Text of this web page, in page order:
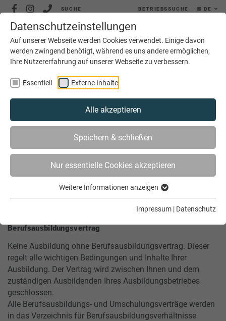
Datenschutzeinstellungen
Auf unserer Webseite werden Cookies verwendet. Einige davon
werden zwingend benötigt, während es uns andere ermöglichen,
Ihre Nutzererfahrung auf unserer Webseite zu verbessern.
Essentiell Externe Inhalte
Alle akzeptieren
Speichern & schließen
Nur essentielle Cookies akzeptieren
Weitere Informationen anzeigen
Impressum | Datenschutz
SUCHE BETRIEBSSUCHE DE
MENÜ
BILDUNG
AUSBILDUNG
ANTRÄGE, VERTRÄGE, NACHWEISE
Anträge, Verträge, Nachweise
Berufsausbildungsvertrag
Keine Ausbildung ohne Berufsausbildungsvertrag. Dieser
regelt alle wichtigen Bedingungen und Inhalte Ihrer
Ausbildung. Der Vertrag wird zwischen Ihnen und dem
zuständigen Ausbildenden Ihres Ausbildungsbetriebes
geschlossen.
Alle Berufsausbildungs- und Umschulungsverträge werden
in das Verzeichnis für Berufsausbildungsverhältnisse